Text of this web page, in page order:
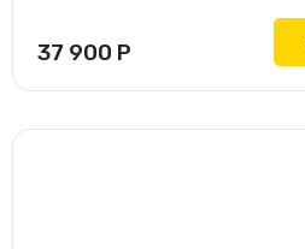
37 900 Р